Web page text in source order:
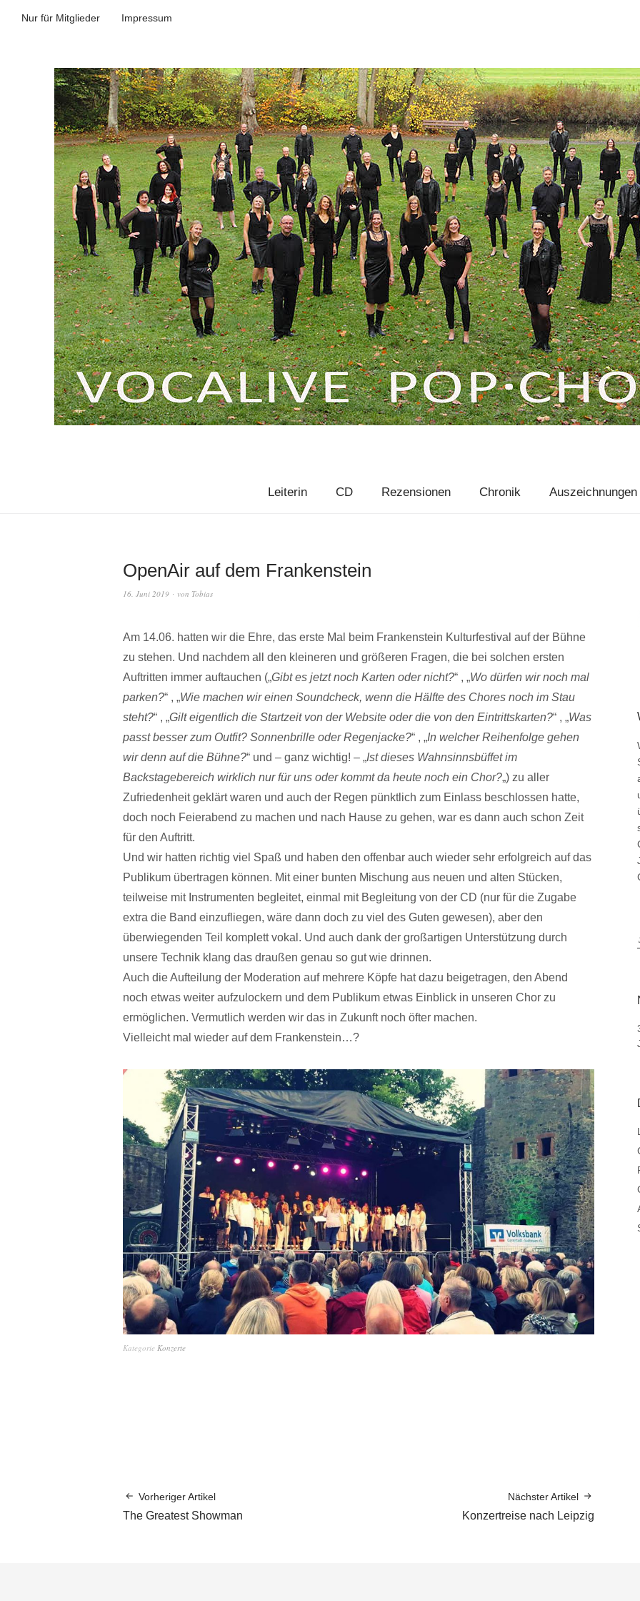
Nur für Mitglieder Impressum
Leiterin CD Rezensionen Chronik Auszeichnungen
OpenAir auf dem Frankenstein
16. Juni 2019 von Tobias
Am 14.06. hatten wir die Ehre, das erste Mal beim Frankenstein Kulturfestival auf der Bühne
zu stehen. Und nachdem all den kleineren und größeren Fragen, die bei solchen ersten
Auftritten immer auftauchen („Gibt es jetzt noch Karten oder nicht?“ , „Wo dürfen wir noch mal
parken?“ , „Wie machen wir einen Soundcheck, wenn die Hälfte des Chores noch im Stau
steht?“ , „Gilt eigentlich die Startzeit von der Website oder die von den Eintrittskarten?“ , „Was
passt besser zum Outfit? Sonnenbrille oder Regenjacke?“ , „In welcher Reihenfolge gehen
wir denn auf die Bühne?“ und – ganz wichtig! – „Ist dieses Wahnsinnsbüffet im
Backstagebereich wirklich nur für uns oder kommt da heute noch ein Chor?„) zu aller
Zufriedenheit geklärt waren und auch der Regen pünktlich zum Einlass beschlossen hatte,
doch noch Feierabend zu machen und nach Hause zu gehen, war es dann auch schon Zeit
für den Auftritt.
Und wir hatten richtig viel Spaß und haben den offenbar auch wieder sehr erfolgreich auf das
Publikum übertragen können. Mit einer bunten Mischung aus neuen und alten Stücken,
teilweise mit Instrumenten begleitet, einmal mit Begleitung von der CD (nur für die Zugabe
extra die Band einzufliegen, wäre dann doch zu viel des Guten gewesen), aber den
überwiegenden Teil komplett vokal. Und auch dank der großartigen Unterstützung durch
unsere Technik klang das draußen genau so gut wie drinnen.
Auch die Aufteilung der Moderation auf mehrere Köpfe hat dazu beigetragen, den Abend
noch etwas weiter aufzulockern und dem Publikum etwas Einblick in unseren Chor zu
ermöglichen. Vermutlich werden wir das in Zukunft noch öfter machen.
Vielleicht mal wieder auf dem Frankenstein…?
Kategorie Konzerte
Vorheriger Artikel
The Greatest Showman
Nächster Artikel
Konzertreise nach Leipzig